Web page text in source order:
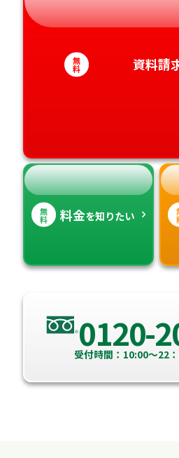
静岡県
愛知県
和歌山
徳島県
香川県
大分県
宮崎県
無
料 資料請
無
料 料金を知りたい
0120-
受付時間：10:00～22